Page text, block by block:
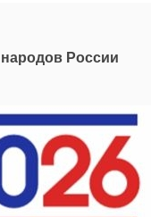
России